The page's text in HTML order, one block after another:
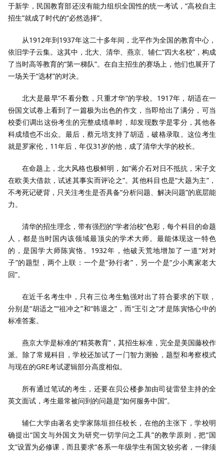
于新学，民国教育部还没有能力组织全国性的统一考试，“高校自主
招生”就成了时代的“必然选择”。
从1912年到1937年这二十多年间，北平作为全国的教育中心，
依旧学子云集。这其中，北大、清华、燕京、辅仁“四大名校”，构成
了当时高等教育的“第一梯队”。在自主招生的赛场上，他们也展开了
一场关于“选材”的对决。
北大是最早“不看分数，只重才华”的学校。1917年，胡适在一
份国文试卷上看到了一篇极为出色的作文，当即给出了满分，可当
校委们调出这份考生的完整成绩单时，却发现数学是零分，其他各
科成绩也不出众。最后，蔡元培支持了胡适，破格录取。这位考生
就是罗家伦，11年后，年仅31岁的他，成了清华大学的校长。
在命题上，北大风格也极鲜明，如“蒋介石对日不抵抗，宋子文
在欧美大借款，试述其事实而评论之”。其他科目也是“大题为主”，
不考死记硬背，只关注考生是否具备“分析问题、解决问题”的底层能
力。
清华的招生理念，带有强烈的“学者治校”色彩，每个科目的命题
人，都是当时国内该领域最顶尖的学术大师。最能体现这一特色
的，是国学大师陈寅恪。1932年，他破天荒地增加了一道“对对
子”的题型，两个上联：一个是“孙行者”，另一个是“少小离家老大
回”。
在近千名考生中，只有三位考生勉强对出了符合要求的下联，
分别是“胡适之”“祖冲之”和“韩退之”，而“王引之”才是陈寅恪心中的
标准答案。
燕京大学是标准的“精英教育”，其招生标准，完全是美国藤校作
派。除了常规科目，学校还加试了一门智力测验，题型和考察模式
与现在的GRE考试逻辑部分高度相似。
所有通过笔试的考生，还要在贝公楼参加由司徒雷登主持的全
英文面试，考生最常被问到的问题是“如何服务中国”。
辅仁大学由著名史学家陈垣担任校长，在他的主张下，学校明
确提出“国文与外国文为研究一切学问之工具”的教学原则，把“国
文”设置为必修课，而且要求“各系一年级学生有国文较劣者，一律须